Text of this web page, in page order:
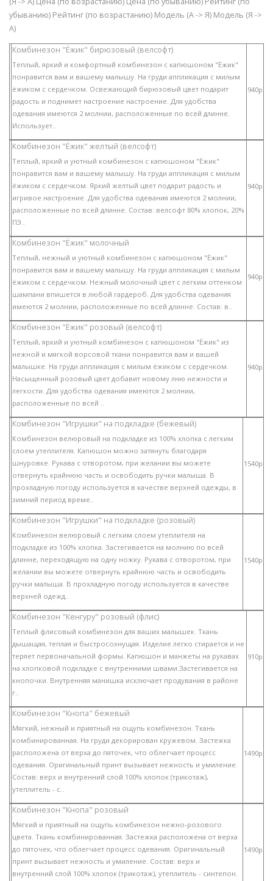
убыванию) Рейтинг (по возрастанию) Модель (А -> Я) Модель (Я ->
А)
Комбинезон "Ёжик" бирюзовый (велсофт)
Теплый, яркий и комфортный комбинезон с капюшоном "Ёжик"
понравится вам и вашему малышу. На груди аппликация с милым
ёжиком с сердечком. Освежающий бирюзовый цвет подарит
радость и поднимет настроение настроение. Для удобства
одевания имеются 2 молнии, расположенные по всей длинне.
Использует..
940p
Комбинезон "Ёжик" желтый (велсофт)
Теплый, яркий и уютный комбинезон с капюшоном "Ёжик"
понравится вам и вашему малышу. На груди аппликация с милым
ёжиком с сердечком. Яркий желтый цвет подарит радость и
игривое настроение. Для удобства одевания имеются 2 молнии,
расположенные по всей длинне. Состав: велсофт 80% хлопок, 20%
ПЭ..
940p
Комбинезон "Ёжик" молочный
Теплый, нежный и уютный комбинезон с капюшоном "Ёжик"
понравится вам и вашему малышу. На груди аппликация с милым
ёжиком с сердечком. Нежный молочный цвет с легким оттенком
шампани впишется в любой гардероб. Для удобства одевания
имеются 2 молнии, расположенные по всей длинне. Состав: в..
940p
Комбинезон "Ёжик" розовый (велсофт)
Теплый, яркий и уютный комбинезон с капюшоном "Ёжик" из
нежной и мягкой ворсовой ткани понравится вам и вашей
малышке. На груди аппликация с милым ёжиком с сердечком.
Насыщенный розовый цвет добавит новому лню нежности и
легкости. Для удобства одевания имеются 2 молнии,
расположенные по всей ..
940p
Комбинезон "Игрушки" на подкладке (бежевый)
Комбинезон велюровый на подкладке из 100% хлопка с легким
слоем утеплителя. Капюшон можно затянуть благодаря
шнуровке. Рукава с отворотом, при желании вы можете
отвернуть крайнюю часть и освободить ручки малыша. В
прохладную погоду используется в качестве верхней одежды, в
зимний период време..
1540p
Комбинезон "Игрушки" на подкладке (розовый)
Комбинезон велюровый с легким слоем утеплителя на
подкладке из 100% хлопка. Застегивается на молнию по всей
длинне, переходящую на одну ножку. Рукава с отворотом, при
желании вы можете отвернуть крайнюю часть и освободить
ручки малыша. В прохладную погоду используется в качестве
верхней одежд..
1540p
Комбинезон "Кенгуру" розовый (флис)
Теплый флисовый комбинезон для ваших малышек. Ткань
дышащая, теплая и быстросохнущая. Изделие легко стирается и не
теряет первоначальной формы. Капюшон и манжеты на рукавах
на хлопковой подкладке с внутренними швами.Застегивается на
кнопочки. Внутренняя манишка исключает продувания в районе
г..
910p
Комбинезон "Кнопа" бежевый
Мягкий, нежный и приятный на ощупь комбинезон. Ткань
комбинированная. На груди декорирован кружевом. Застежка
расположена от верха до пяточек, что облегчает процесс
одевания. Оригинальный принт вызывает нежность и умиление.
Состав: верх и внутренний слой 100% хлопок (трикотаж),
утеплитель - с..
1490p
Комбинезон "Кнопа" розовый
Мягкий и приятный на ощупь комбинезон нежно-розового
цвета. Ткань комбинированная. Застежка расположена от верха
до пяточек, что облегчает процесс одевания. Оригинальный
принт вызывает нежность и умиление. Состав: верх и
внутренний слой 100% хлопок (трикотаж), утеплитель - синтепон.
1490p